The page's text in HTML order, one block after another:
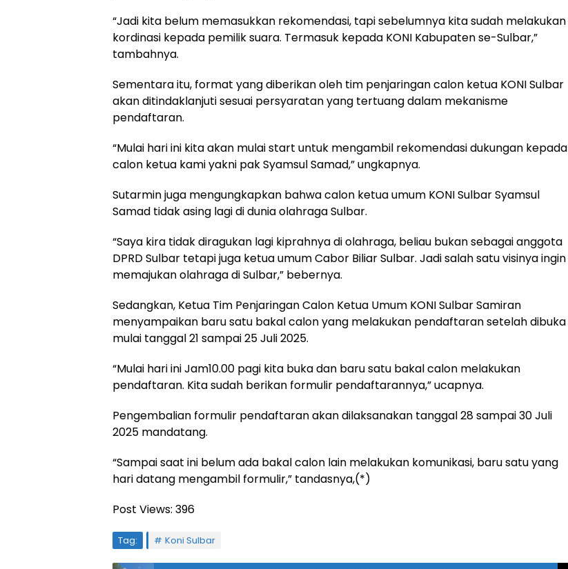
“Jadi kita belum memasukkan rekomendasi, tapi sebelumnya kita sudah melakukan
kordinasi kepada pemilik suara. Termasuk kepada KONI Kabupaten se-Sulbar,”
tambahnya.
Sementara itu, format yang diberikan oleh tim penjaringan calon ketua KONI Sulbar
akan ditindaklanjuti sesuai persyaratan yang tertuang dalam mekanisme
pendaftaran.
“Mulai hari ini kita akan mulai start untuk mengambil rekomendasi dukungan kepada
calon ketua kami yakni pak Syamsul Samad,” ungkapnya.
Sutarmin juga mengungkapkan bahwa calon ketua umum KONI Sulbar Syamsul
Samad tidak asing lagi di dunia olahraga Sulbar.
“Saya kira tidak diragukan lagi kiprahnya di olahraga, beliau bukan sebagai anggota
DPRD Sulbar tetapi juga ketua umum Cabor Biliar Sulbar. Jadi salah satu visinya ingin
memajukan olahraga di Sulbar,” bebernya.
Sedangkan, Ketua Tim Penjaringan Calon Ketua Umum KONI Sulbar Samiran
menyampaikan baru satu bakal calon yang melakukan pendaftaran setelah dibuka
mulai tanggal 21 sampai 25 Juli 2025.
“Mulai hari ini Jam10.00 pagi kita buka dan baru satu bakal calon melakukan
pendaftaran. Kita sudah berikan formulir pendaftarannya,” ucapnya.
Pengembalian formulir pendaftaran akan dilaksanakan tanggal 28 sampai 30 Juli
2025 mandatang.
“Sampai saat ini belum ada bakal calon lain melakukan komunikasi, baru satu yang
hari datang mengambil formulir,” tandasnya,(*)
Post Views: 396
Tag: Koni Sulbar